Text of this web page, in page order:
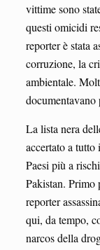
vittime sono
questi omicidi
reporter è stata
corruzione, la
ambientale.
documentavano
La lista nera
accertato a tutto
Paesi più a
Pakistan. Primo
reporter
qui, da tempo,
narcos della